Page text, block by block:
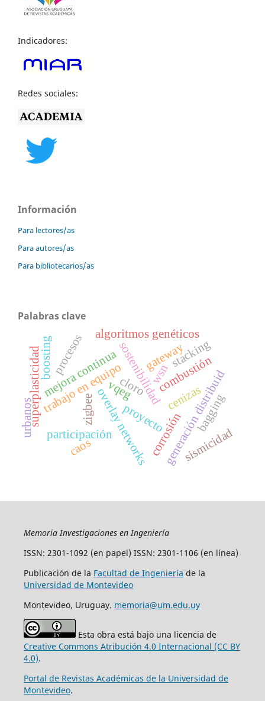
Indicadores:
Redes sociales:
Información
Para lectores/as
Para autores/as
Para bibliotecarios/as
Palabras clave
sostenibilidad
trabajo en equipo combustión
cenizas
cloro
corrosión
wsn
gateway
overlay networks
zigbee
superplasticidadmejora continua generación distribuid
procesos
participación
boosting
bagging
stacking
vqeg
sismicidad
caos
proyecto
algoritmos genéticos
urbanos
Memoria Investigaciones en Ingeniería
ISSN: 2301-1092 (en papel) ISSN: 2301-1106 (en línea)
Publicación de la Facultad de Ingeniería de la
Universidad de Montevideo
Montevideo, Uruguay. memoria@um.edu.uy
Esta obra está bajo una licencia de
Creative Commons Atribución 4.0 Internacional (CC BY
4.0).
Portal de Revistas Académicas de la Universidad de
Montevideo.